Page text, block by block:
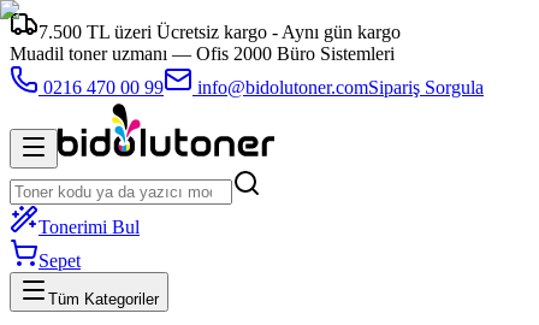
7.500 TL üzeri Ücretsiz kargo - Aynı gün kargo
Muadil toner uzmanı — Ofis 2000 Büro Sistemleri
0216 470 00 99
info@bidolutoner.comSipariş Sorgula
Tonerimi Bul
Sepet
Tüm Kategoriler